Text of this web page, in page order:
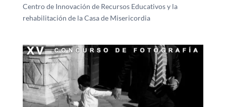
Centro de Innovación de Recursos Educativos y la
rehabilitación de la Casa de Misericordia